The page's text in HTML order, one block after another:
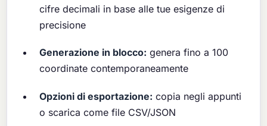
cifre decimali in base alle tue esigenze di
precisione
Generazione in blocco: genera fino a 100
coordinate contemporaneamente
Opzioni di esportazione: copia negli appunti
o scarica come file CSV/JSON